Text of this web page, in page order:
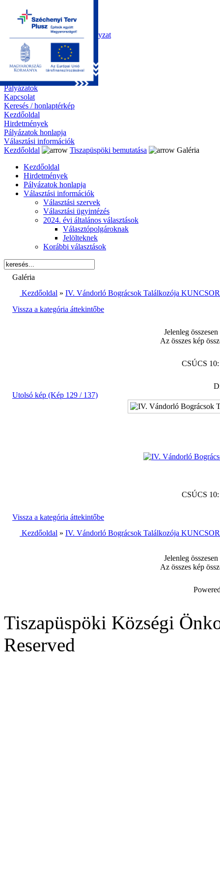
Kezdőoldal
Önkormányzat
Polgármesteri Hivatal
Roma Nemzetiségi Önkormányzat
Elektronikus ügyintézés
Közérdekű információk
Tiszapüspöki bemutatása
Galéria
Díjazottaink
Pályázatok
Kapcsolat
Keresés / honlaptérkép
Kezdőoldal
Hirdetmények
Pályázatok honlapja
Választási információk
Kezdőoldal
Tiszapüspöki bemutatása
Galéria
Kezdőoldal
Hirdetmények
Pályázatok honlapja
Választási információk
Választási szervek
Választási ügyintézés
2024. évi általános választások
Választópolgároknak
Jelölteknek
Korábbi választások
Galéria
Kezdőoldal » IV. Vándorló Bográcsok Találkozója
Vissza a kategória áttekintőbe
Jelenleg
Az összes kép
CSÚCS
Utolsó kép (Kép 129 / 137)
CSÚCS
Vissza a kategória áttekintőbe
Kezdőoldal » IV. Vándorló Bográcsok Találkozója
Jelenleg
Az összes kép
Tiszapüspöki Községi
Reserved